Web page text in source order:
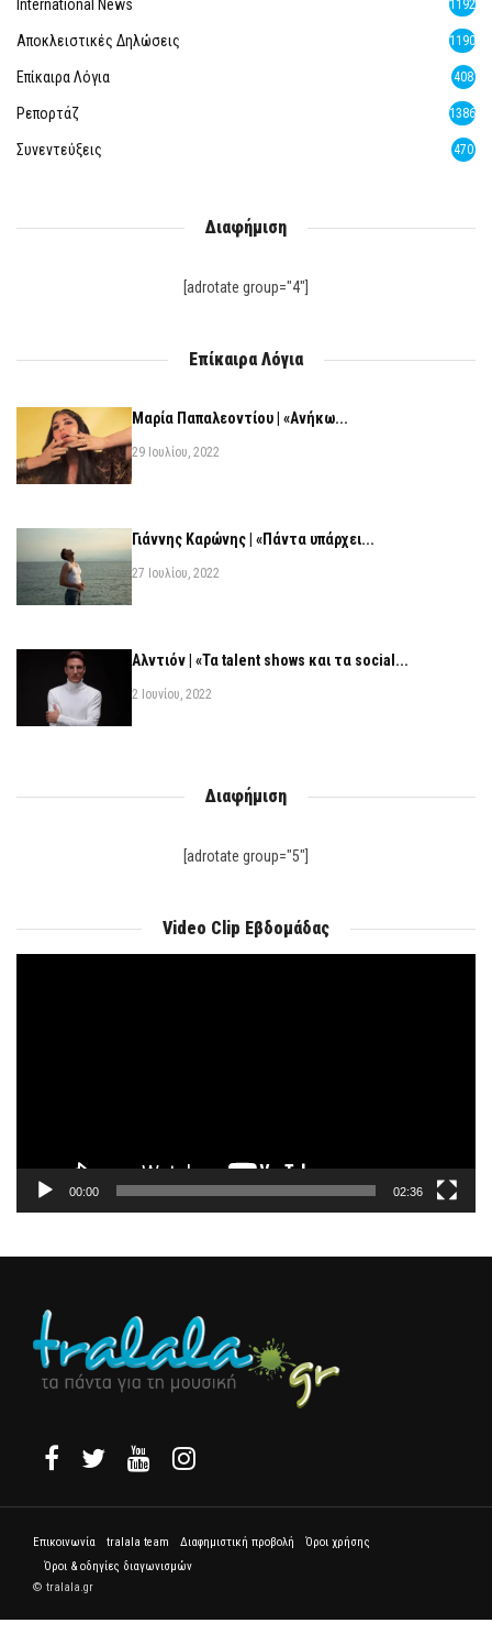
International News 1192
Αποκλειστικές Δηλώσεις 1190
Επίκαιρα Λόγια 408
Ρεπορτάζ 1386
Συνεντεύξεις 470
Διαφήμιση
[adrotate group="4"]
Επίκαιρα Λόγια
Μαρία Παπαλεοντίου | «Ανήκω...
29 Ιουλίου, 2022
Γιάννης Καρώνης | «Πάντα υπάρχει...
27 Ιουλίου, 2022
Αλντιόν | «Τα talent shows και τα social...
2 Ιουνίου, 2022
Διαφήμιση
[adrotate group="5"]
Video Clip Εβδομάδας
00:00 02:36
Επικοινωνία tralala team Διαφημιστική προβολή
Όροι χρήσης
Όροι & οδηγίες διαγωνισμών
© tralala.gr